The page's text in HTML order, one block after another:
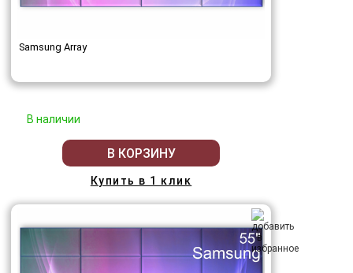
Samsung Array
В наличии
В КОРЗИНУ
Купить в 1 клик